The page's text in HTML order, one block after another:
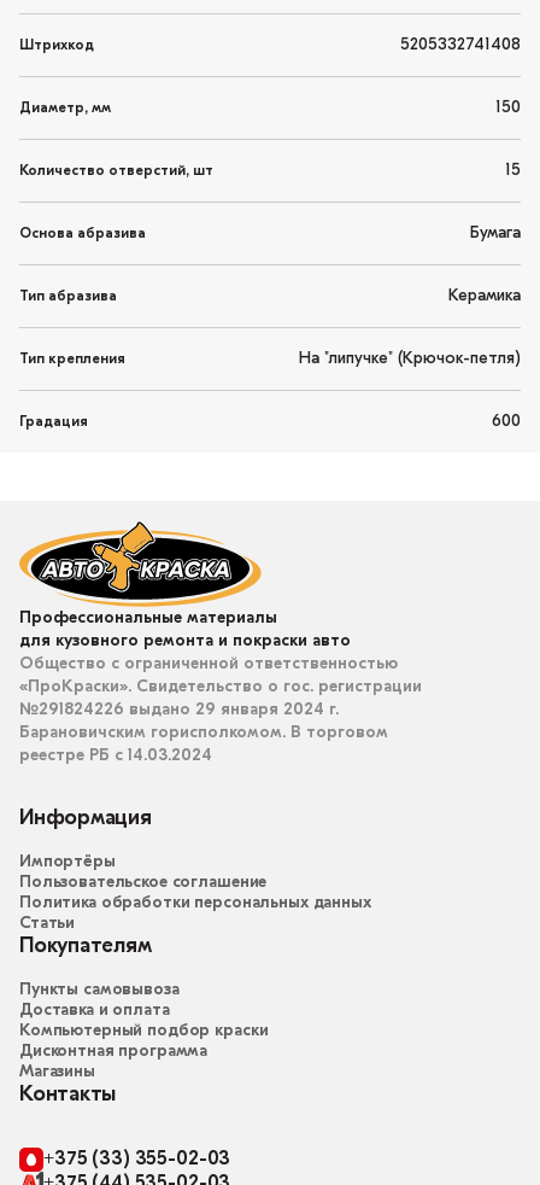
Штрихкод 5205332741408
Диаметр, мм 150
Количество отверстий, шт 15
Основа абразива Бумага
Тип абразива Керамика
Тип крепления На "липучке" (Крючок-петля)
Градация 600
Профессиональные материалы
для кузовного ремонта и покраски авто
Общество с ограниченной ответственностью
«ПроКраски». Свидетельство о гос. регистрации
№291824226 выдано 29 января 2024 г.
Барановичским горисполкомом. В торговом
реестре РБ с 14.03.2024
Информация
Импортёры
Пользовательское соглашение
Политика обработки персональных данных
Статьи
Покупателям
Пункты самовывоза
Доставка и оплата
Компьютерный подбор краски
Дисконтная программа
Магазины
Контакты
+375 (33) 355-02-03